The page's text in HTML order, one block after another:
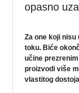
opasno
Za one koji nisu
toku. Biće
učine
proizvodi više
vlastitog